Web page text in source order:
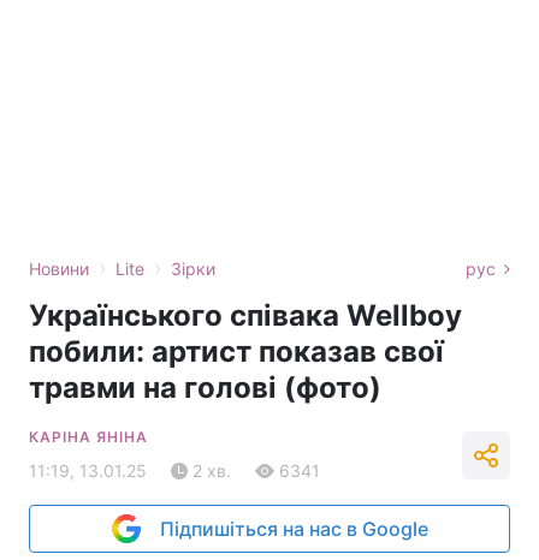
Новини › Lite › Зірки рус
Українського співака Wellboy
побили: артист показав свої
травми на голові (фото)
КАРІНА ЯНІНА
11:19, 13.01.25 2 хв. 6341
Підпишіться на нас в Google